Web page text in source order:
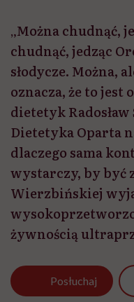
„Można chudnąć,
chudnąć, jedząc
słodycze. Można,
oznacza, że to jest
dietetyk
Dietetyka Oparta
dlaczego sama
wystarczy, by być
Wierzbińskiej
żywnością
Posłuchaj